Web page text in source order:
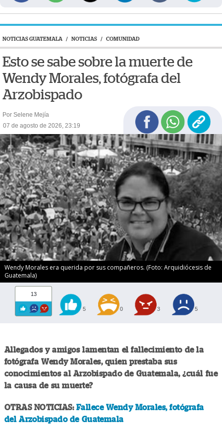
NOTICIAS GUATEMALA / NOTICIAS / COMUNIDAD
Esto se sabe sobre la muerte de
Wendy Morales, fotógrafa del
Arzobispado
Por Selene Mejía
07 de agosto de 2026, 23:19
Wendy Morales era querida por sus compañeros. (Foto: Arquidiócesis de
Guatemala)
13
5 0 3 5
Allegados y amigos lamentan el fallecimiento de la
fotógrafa Wendy Morales, quien prestaba sus
conocimientos al Arzobispado de Guatemala, ¿cuál fue
la causa de su muerte?
OTRAS NOTICIAS: Fallece Wendy Morales, fotógrafa
del Arzobispado de Guatemala